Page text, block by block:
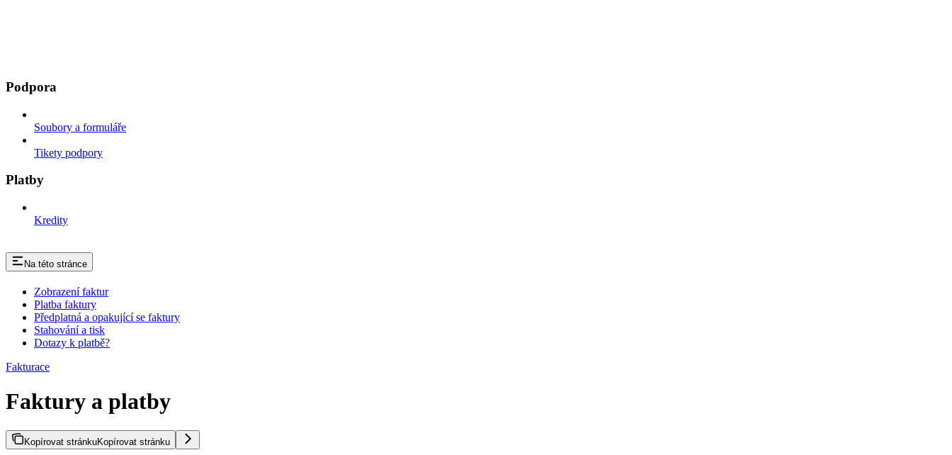
Podpora
Soubory a formuláře
Tikety podpory
Platby
Kredity
Na této stránce
Zobrazení faktur
Platba faktury
Předplatná a opakující se faktury
Stahování a tisk
Dotazy k platbě?
Fakturace
Faktury a platby
Kopírovat stránkuKopírovat stránku